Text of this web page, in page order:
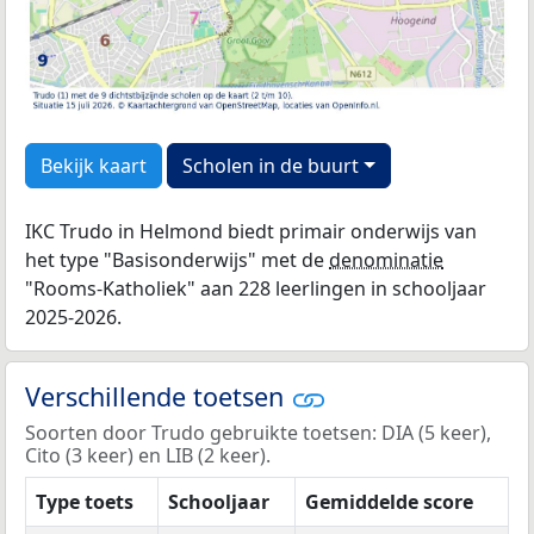
Bekijk kaart Scholen in de buurt
IKC Trudo in Helmond biedt primair onderwijs van
het type "Basisonderwijs" met dedenominatie
"Rooms-Katholiek" aan 228 leerlingen in schooljaar
2025-2026.
Verschillende toetsen
Soorten door Trudo gebruikte toetsen: DIA (5 keer),
Cito (3 keer) en LIB (2 keer).
Type toets
Schooljaar
Gemiddelde score